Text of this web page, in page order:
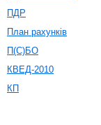
ПДР
План рахунків
П(С)БО
КВЕД-2010
КП